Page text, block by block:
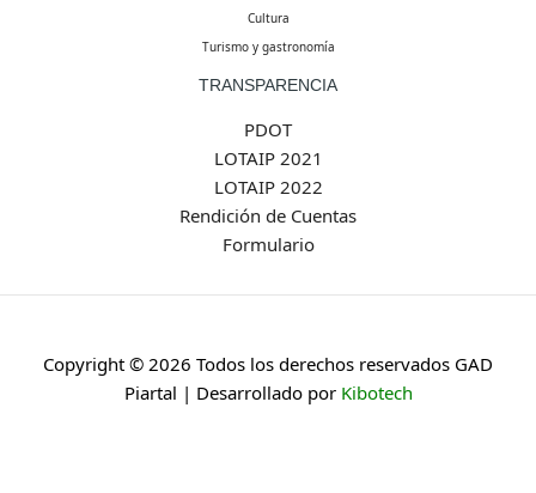
Cultura
Turismo y gastronomía
TRANSPARENCIA
PDOT
LOTAIP 2021
LOTAIP 2022
Rendición de Cuentas
Formulario
Copyright © 2026 Todos los derechos reservados GAD
Piartal | Desarrollado por Kibotech